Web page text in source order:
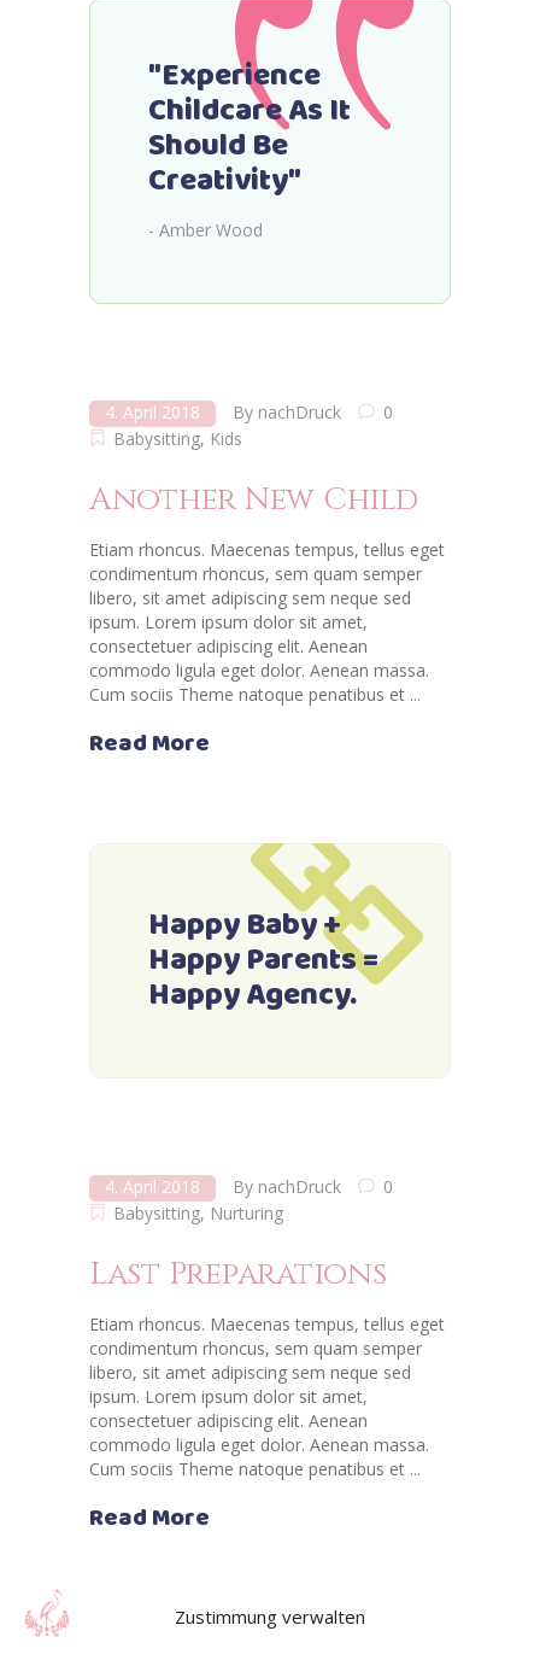
Zustimmung verwalten
"Experience
Childcare As It
Should Be
Creativity"
- Amber Wood
4. April 2018 By nachDruck
0
Babysitting, Kids
Another New Child
Etiam rhoncus. Maecenas tempus, tellus eget
condimentum rhoncus, sem quam semper
libero, sit amet adipiscing sem neque sed
ipsum. Lorem ipsum dolor sit amet,
consectetuer adipiscing elit. Aenean
commodo ligula eget dolor. Aenean massa.
Cum sociis Theme natoque penatibus et
Read More
Happy Baby +
Happy Parents =
Happy Agency.
4. April 2018 By nachDruck
0
Babysitting, Nurturing
Last Preparations
Etiam rhoncus. Maecenas tempus, tellus eget
condimentum rhoncus, sem quam semper
libero, sit amet adipiscing sem neque sed
ipsum. Lorem ipsum dolor sit amet,
consectetuer adipiscing elit. Aenean
commodo ligula eget dolor. Aenean massa.
Cum sociis Theme natoque penatibus et
Read More
4. April 2018 BynachDruck